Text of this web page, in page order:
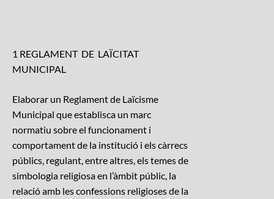
1 REGLAMENT DE LAÏCITAT
MUNICIPAL
Elaborar un Reglament de Laïcisme
Municipal que establisca un marc
normatiu sobre el funcionament i
comportament de la institució i els càrrecs
públics, regulant, entre altres, els temes de
simbologia religiosa en l’àmbit públic, la
relació amb les confessions religioses de la